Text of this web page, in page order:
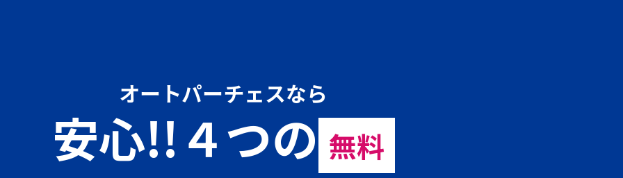
オートパーチェスなら
安心!!４つの 無料